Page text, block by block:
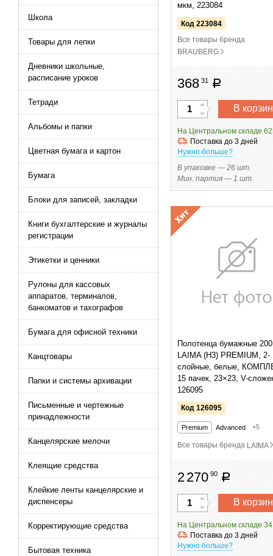
мкм, 223084
Код 223084
Все товары бренда
BRAUBERG
368 31 руб
В
На Центральном складе
Поставка до 3 дней
Нужно больше?
В упаковке — 26 шт.
Мин. партия — 1 шт.
Полотенца бумажные
LAIMA (H3) PREMIUM, 2-
слойные, белые,
15 пачек, 23×23, V-
126095
Код 126095
Premium Advanced +5
Все товары бренда LAIMA
2 270 90 руб
В
На Центральном складе
Поставка до 3 дней
Нужно больше?
Школа
Товары для лепки
Дневники школьные,
расписание уроков
Тетради
Альбомы и папки
Цветная бумага и картон
Бумага
Блоки для записей, закладки
Книги бухгалтерские и журналы
регистрации
Этикетки и ценники
Рулоны для кассовых
аппаратов, терминалов,
банкоматов и тахографов
Бумага для офисной техники
Канцтовары
Папки и системы архивации
Письменные и чертежные
принадлежности
Канцелярские мелочи
Клеящие средства
Клейкие ленты канцелярские и
диспенсеры
Корректирующие средства
Бытовая техника